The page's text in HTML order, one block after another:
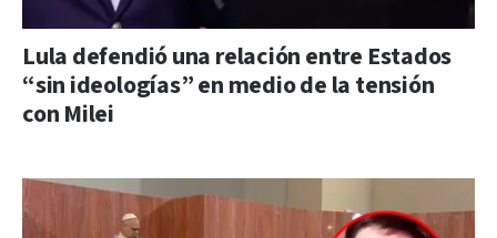
Lula defendió una relación entre Estados
“sin ideologías” en medio de la tensión
con Milei